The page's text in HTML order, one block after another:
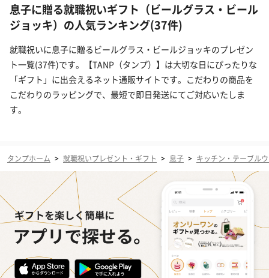
息子に贈る就職祝いギフト（ビールグラス・ビール
ジョッキ）の人気ランキング(37件)
就職祝いに息子に贈るビールグラス・ビールジョッキのプレゼン
ト一覧(37件)です。【TANP（タンプ）】は大切な日にぴったりな
「ギフト」に出会えるネット通販サイトです。こだわりの商品を
こだわりのラッピングで、最短で即日発送にてご対応いたしま
す。
タンプホーム > 就職祝いプレゼント・ギフト > 息子 > キッチン・テーブル